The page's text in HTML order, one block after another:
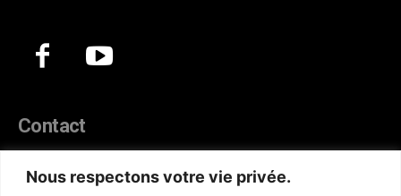
Nous respectons votre vie privée.
Contact
Téléphone :(+221) 70 330 86 87‬